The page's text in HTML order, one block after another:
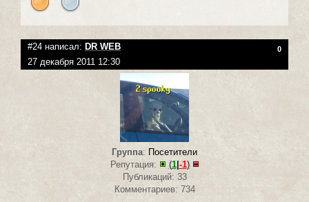
#24 написал: DR WEB 0
27 декабря 2011 12:30
Группа: Посетители
Репутация:
(1|-1)
Публикаций: 33
Комментариев: 734